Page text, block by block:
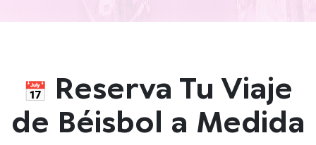
Reserva Tu Viaje
de Béisbol a Medida